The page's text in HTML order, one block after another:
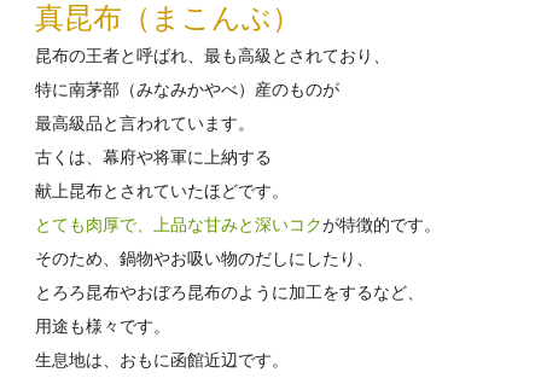
真昆布（まこんぶ）
昆布の王者と呼ばれ、最も高級とされており、
特に南茅部（みなみかやべ）産のものが
最高級品と言われています。
古くは、幕府や将軍に上納する
献上昆布とされていたほどです。
とても肉厚で、上品な甘みと深いコクが特徴的です。
そのため、鍋物やお吸い物のだしにしたり、
とろろ昆布やおぼろ昆布のように加工をするなど、
用途も様々です。
生息地は、おもに函館近辺です。